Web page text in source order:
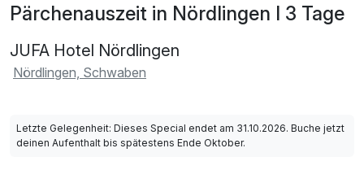
Pärchenauszeit in Nördlingen I 3 Tage
JUFA Hotel Nördlingen
Nördlingen, Schwaben
Letzte Gelegenheit: Dieses Special endet am 31.10.2026. Buche jetzt
deinen Aufenthalt bis spätestens Ende Oktober.